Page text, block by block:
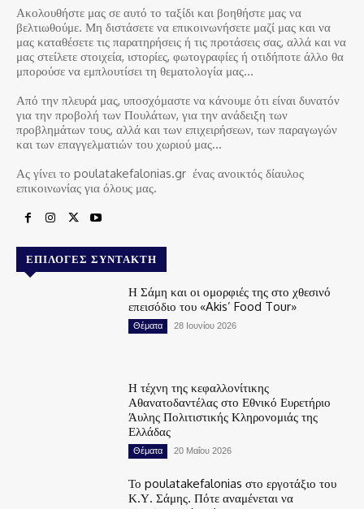
Ακολουθήστε μας σε αυτό το ταξίδι και βοηθήστε μας να
βελτιωθούμε. Μη διστάσετε να επικοινωνήσετε μαζί μας και να
μας καταθέσετε τις παρατηρήσεις ή τις προτάσεις σας, αλλά και να
μας στείλετε στοιχεία, ιστορίες, φωτογραφίες ή οτιδήποτε άλλο θα
μπορούσε να εμπλουτίσει τη θεματολογία μας…
Από την πλευρά μας, υποσχόμαστε να κάνουμε ότι είναι δυνατόν
για την προβολή των Πουλάτων, για την ανάδειξη των
προβλημάτων τους, αλλά και των επιχειρήσεων, των παραγωγών
και των επαγγελματιών του χωριού μας…
Ας γίνει το poulatakefalonias.gr ένας ανοικτός δίαυλος
επικοινωνίας για όλους μας.
ΕΠΙΛΟΓΈΣ ΣΥΝΤΆΚΤΗ
Η Σάμη και οι ομορφιές της στο χθεσινό
επεισόδιο του «Akis’ Food Tour»
Θέματα 28 Ιουνίου 2026
Η τέχνη της κεφαλλονίτικης
Αθανατοδαντέλας στο Εθνικό Ευρετήριο
Άυλης Πολιτιστικής Κληρονομιάς της
Ελλάδας
Θέματα 20 Μαΐου 2026
Το poulatakefalonias στο εργοτάξιο του
Κ.Υ. Σάμης. Πότε αναμένεται να